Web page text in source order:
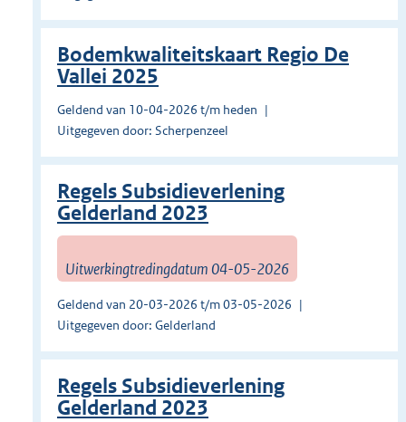
Bodemkwaliteitskaart Regio De
Vallei 2025
Geldend van 10-04-2026 t/m heden
Uitgegeven door: Scherpenzeel
Regels Subsidieverlening
Gelderland 2023
Uitwerkingtredingdatum 04-05-2026
Geldend van 20-03-2026 t/m 03-05-2026
Uitgegeven door: Gelderland
Regels Subsidieverlening
Gelderland 2023